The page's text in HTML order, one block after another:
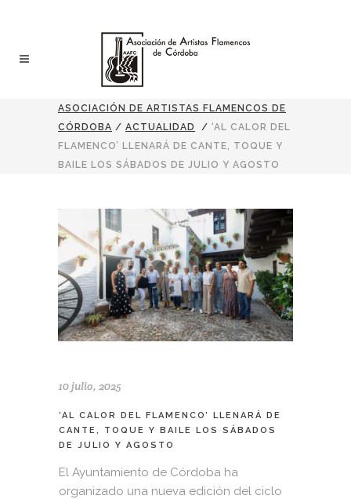
ASOCIACIÓN DE ARTISTAS FLAMENCOS DE
CÓRDOBA / ACTUALIDAD / ‘AL CALOR DEL
FLAMENCO’ LLENARÁ DE CANTE, TOQUE Y
BAILE LOS SÁBADOS DE JULIO Y AGOSTO
10 julio, 2025
‘AL CALOR DEL FLAMENCO’ LLENARÁ DE
CANTE, TOQUE Y BAILE LOS SÁBADOS
DE JULIO Y AGOSTO
El Ayuntamiento de Córdoba ha
organizado una nueva edición del ciclo